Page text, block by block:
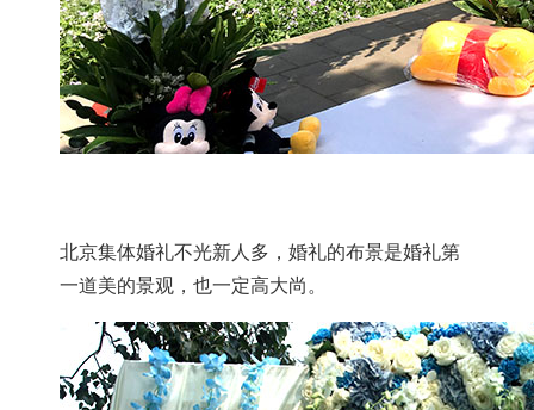
北京集体婚礼不光新人多，婚礼的布景是婚礼第
一道美的景观，也一定高大尚。